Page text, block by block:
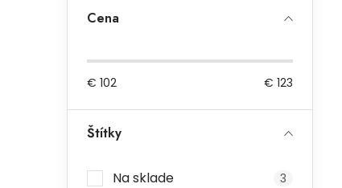
Cena
€ 102 € 123
Štítky
Na sklade 3